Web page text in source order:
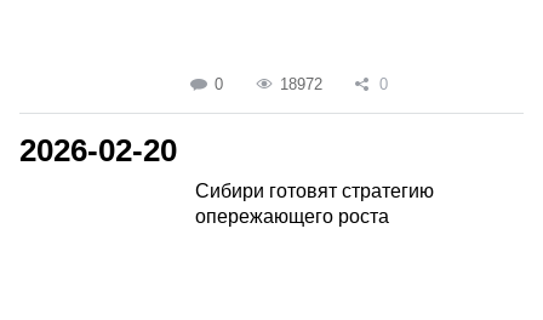
0 18972 0
2026-02-20
Сибири готовят стратегию
опережающего роста